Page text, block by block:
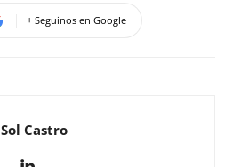
+ Seguinos en Google
Sol Castro